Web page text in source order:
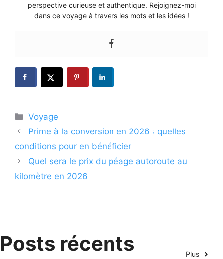
perspective curieuse et authentique. Rejoignez-moi
dans ce voyage à travers les mots et les idées !
Catégories
Voyage
Prime à la conversion en 2026 : quelles
conditions pour en bénéficier
Quel sera le prix du péage autoroute au
kilomètre en 2026
Posts récents Plus